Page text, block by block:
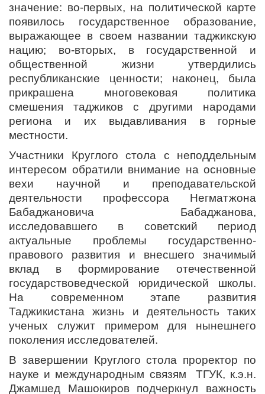
значение: во-первых, на политической карте
появилось государственное образование,
выражающее в своем названии таджикскую
нацию; во-вторых, в государственной и
общественной жизни утвердились
республиканские ценности; наконец, была
прикрашена многовековая политика
смешения таджиков с другими народами
региона и их выдавливания в горные
местности.
Участники Круглого стола с неподдельным
интересом обратили внимание на основные
вехи научной и преподавательской
деятельности профессора Негматжона
Бабаджановича Бабаджанова,
исследовавшего в советский период
актуальные проблемы государственно-
правового развития и внесшего значимый
вклад в формирование отечественной
государствоведческой юридической школы.
На современном этапе развития
Таджикистана жизнь и деятельность таких
ученых служит примером для нынешнего
поколения исследователей.
В завершении Круглого стола проректор по
науке и международным связям ТГУК, к.э.н.
Джамшед Машокиров подчеркнул важность